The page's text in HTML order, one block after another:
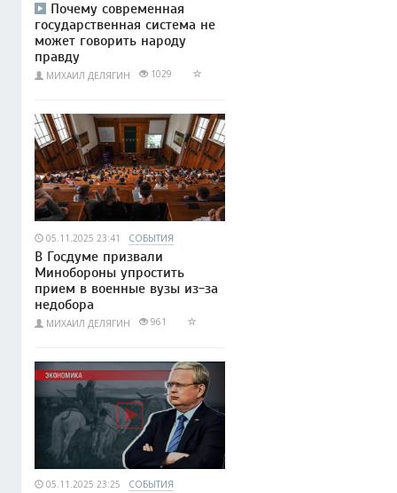
Почему современная
государственная система не
может говорить народу
правду
МИХАИЛ ДЕЛЯГИН 1029
05.11.2025 23:41 СОБЫТИЯ
В Госдуме призвали
Минобороны упростить
прием в военные вузы из-за
недобора
МИХАИЛ ДЕЛЯГИН 961
05.11.2025 23:25 СОБЫТИЯ